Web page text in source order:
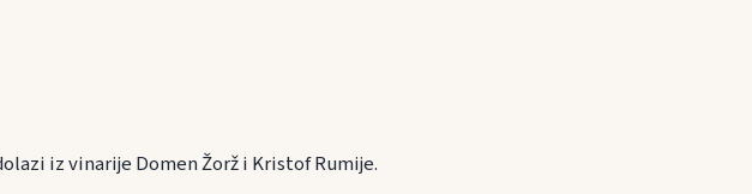
iz vinarije Domen Žorž i Kristof Rumije.